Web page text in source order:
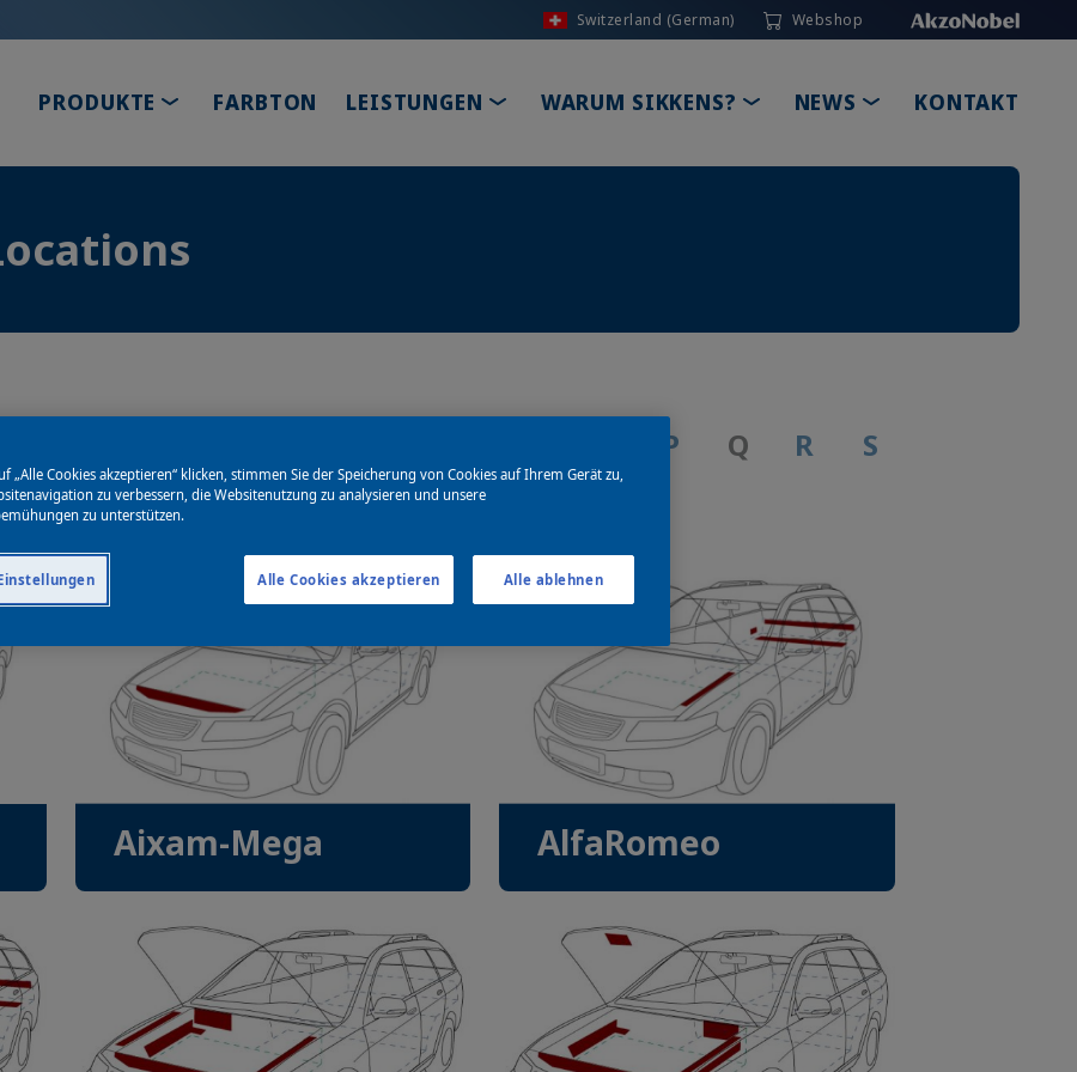
Switzerland (German) Webshop
PRODUKTE TOGGLE DROPDOWN
FARBTON LEISTUNGEN TOGGLE DROPDOWN
WARUM SIKKENS? TOGGLE DROPDOWN
NEWS TOGGLEKONTAKT
P Q R
S
Z
Aixam-Mega AlfaRomeo
„Alle Cookies akzeptieren“ klicken, stimmen Sie der Speicherung von Cookies auf Ihrem Gerät zu,
zu verbessern, die Websitenutzung zu analysieren und unsere
zu unterstützen.
Alle ablehnen
Alle Cookies akzeptieren